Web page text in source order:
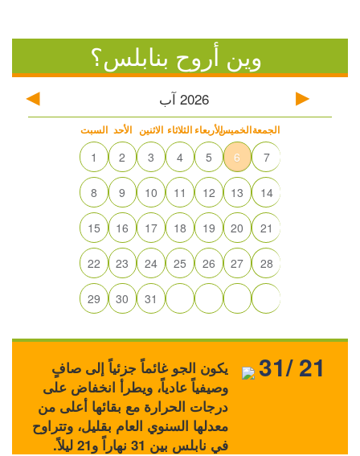
وين أروح بنابلس؟
2026 آب
السبت الأحد الاثنين الثلاثاء الأربعاءالخميسالجمعة
1 2 3 4 5 6 7
8 9 10 11 12 13 14
15 16 17 18 19 20 21
22 23 24 25 26 27 28
29 30 31
يكون الجو غائماً جزئياً إلى صافٍ
وصيفياً عادياً، ويطرأ انخفاض على
درجات الحرارة مع بقائها أعلى من
معدلها السنوي العام بقليل، وتتراوح
في نابلس بين 31 نهاراً و21 ليلاً.
31/ 21